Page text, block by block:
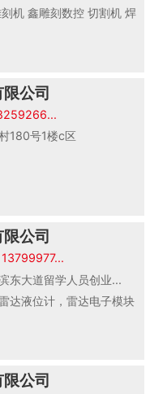
机 鑫雕刻数控 切割机 焊
公司
180号1楼c区
公司
东大道留学人员创业...
达液位计，雷达电子模块
公司